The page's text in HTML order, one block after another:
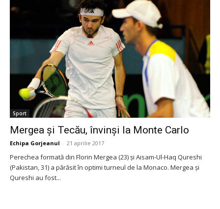
Sport
Mergea şi Tecău, învinşi la Monte Carlo
Echipa Gorjeanul - 21 aprilie 2017
Perechea formată din Florin Mergea (23) şi Aisam-Ul-Haq Qureshi
(Pakistan, 31) a părăsit în optimi turneul de la Monaco. Mergea şi
Qureshi au fost...